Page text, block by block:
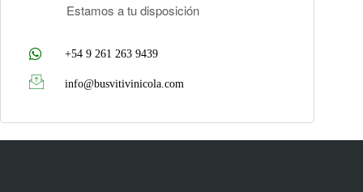
Estamos a tu disposición
+54 9 261 263 9439
info@busvitivinicola.com